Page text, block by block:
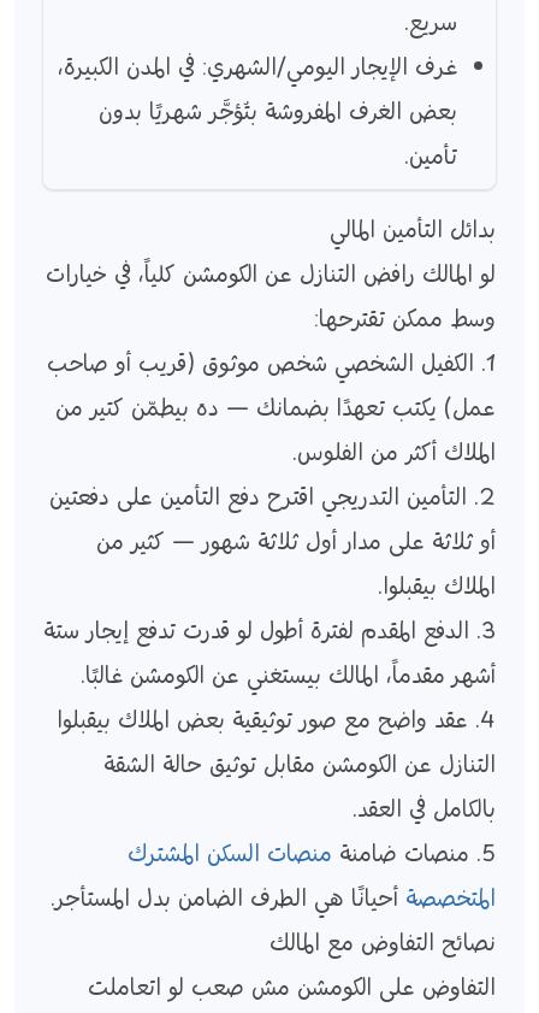
سريع.
غرف الإيجار اليومي/الشهري: في المدن الكبيرة،
بعض الغرف المفروشة بتُؤجَّر شهريًا بدون
تأمين.
بدائل التأمين المالي
لو المالك رافض التنازل عن الكومشن كلياً، في خيارات
وسط ممكن تقترحها:
1. الكفيل الشخصي شخص موثوق (قريب أو صاحب
عمل) يكتب تعهدًا بضمانك — ده بيطمّن كتير من
الملاك أكثر من الفلوس.
2. التأمين التدريجي اقترح دفع التأمين على دفعتين
أو ثلاثة على مدار أول ثلاثة شهور — كثير من
الملاك بيقبلوا.
3. الدفع المقدم لفترة أطول لو قدرت تدفع إيجار ستة
أشهر مقدماً، المالك بيستغني عن الكومشن غالبًا.
4. عقد واضح مع صور توثيقية بعض الملاك بيقبلوا
التنازل عن الكومشن مقابل توثيق حالة الشقة
بالكامل في العقد.
5. منصات ضامنة
منصات السكن المشترك
المتخصصة أحيانًا هي الطرف الضامن بدل المستأجر.
نصائح التفاوض مع المالك
التفاوض على الكومشن مش صعب لو اتعاملت